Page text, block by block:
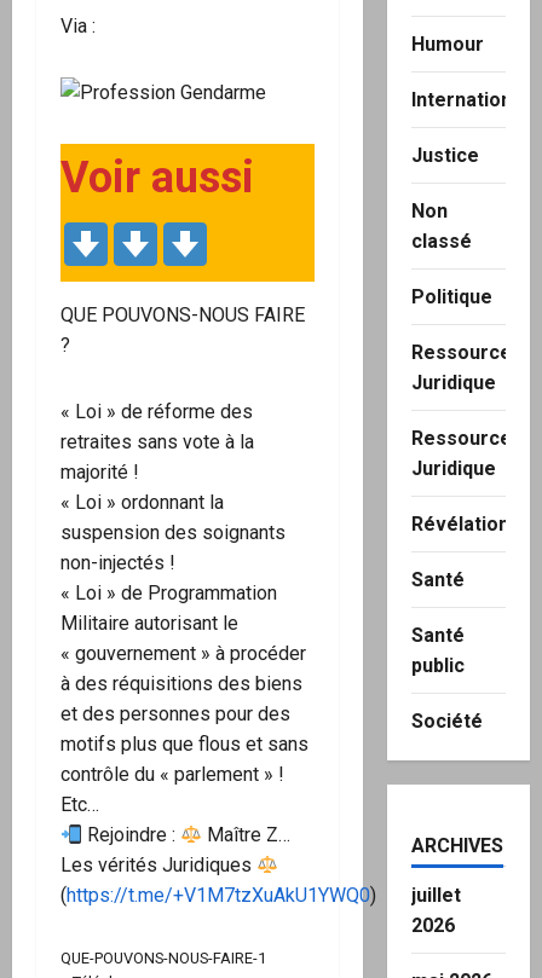
Via :
Voir aussi
QUE POUVONS-NOUS FAIRE
?
« Loi » de réforme des
retraites sans vote à la
majorité !
« Loi » ordonnant la
suspension des soignants
non-injectés !
« Loi » de Programmation
Militaire autorisant le
« gouvernement » à procéder
à des réquisitions des biens
et des personnes pour des
motifs plus que flous et sans
contrôle du « parlement » !
Etc…
Rejoindre :
Maître Z…
Les vérités Juridiques
(https://t.me/+V1M7tzXuAkU1YWQ0)
QUE-POUVONS-NOUS-FAIRE-1
Humour
International
Justice
Non
classé
Politique
Ressource
Juridique
Ressource
Juridique
Révélation
Santé
Santé
public
Société
ARCHIVES
juillet
2026